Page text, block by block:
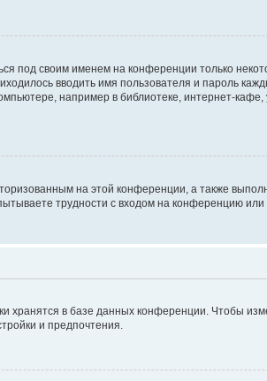
под своим именем на конференции только
вводить имя пользователя и пароль
например в библиотеке, интернет-кафе,
на этой конференции, а также
трудности с входом на конференцию
хранятся в базе данных конференции. Чтобы
и предпочтения.